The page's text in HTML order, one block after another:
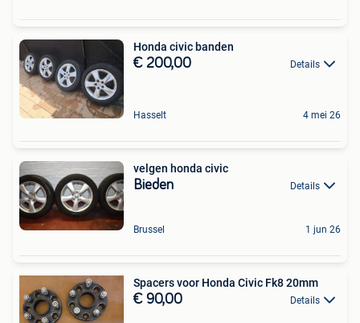
Honda civic banden
€ 200,00 Details
Hasselt 4 mei 26
velgen honda civic
Bieden Details
Brussel 1 jun 26
Spacers voor Honda Civic Fk8 20mm
€ 90,00 Details